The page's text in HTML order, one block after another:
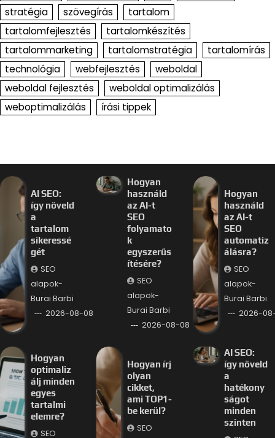
stratégia
szövegírás
tartalom
tartalomfejlesztés
tartalomkészítés
tartalommarketing
tartalomstratégia
tartalomírás
technológia
webfejlesztés
weboldal
weboldal fejlesztés
weboldal optimalizálás
weboptimalizálás
írási tippek
AI SEO:
így növeld
a
tartalom
sikeressé
gét
SEO
alapok-
Burai Barbi
2026-08-08
Hogyan
használd
az AI-t
SEO
folyamato
k
egyszerűs
ítésére?
SEO
alapok-
Burai Barbi
2026-08-08
Hogyan
használd
az AI-t
SEO
automatiz
álásra?
SEO
alapok-
Burai Barbi
2026-
Hogyan
optimaliz
álj minden
egyes
tartalmi
elemre?
SEO
Hogyan írj
olyan
cikket,
ami TOP1-
be kerül?
SEO
AI SEO:
így növeld
a
hatékony
ságot
minden
szinten